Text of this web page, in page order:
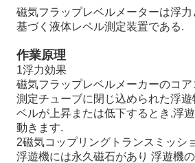
磁気フラップレベルメーターは浮
基づく液体レベル測定装置である.
作業原理
1浮力効果
磁気フラップレベルメーカーのコ
測定チューブに閉じ込められた浮
ベルが上昇または低下するとき,浮
動きます.
2磁気コップリングトランスミッシ
浮遊機には永久磁石があり 浮遊機